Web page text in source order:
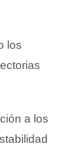
los
a los